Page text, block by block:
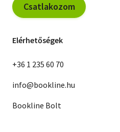
Csatlakozom
Elérhetőségek
+36 1 235 60 70
info@bookline.hu
Bookline Bolt